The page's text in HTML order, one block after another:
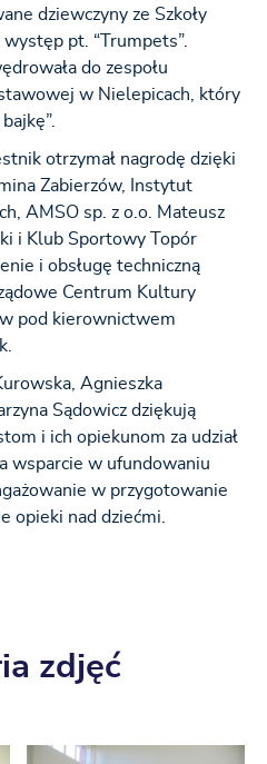
dziewczyny ze Szkoły
pt. “Trumpets”.
do zespołu
w Nielepicach, który
otrzymał nagrodę dzięki
Zabierzów, Instytut
AMSO sp. z o.o. Mateusz
i Klub Sportowy Topór
i obsługę techniczną
Centrum Kultury
pod kierownictwem
Agnieszka
Sądowicz dziękują
i ich opiekunom za udział
wsparcie w ufundowaniu
w przygotowanie
opieki nad dziećmi.
zdjęć